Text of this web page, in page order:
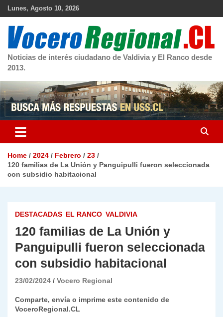
Skip
Lunes, Agosto 10, 2026
Noticias de interés ciudadano de Valdivia y El Ranco desde
2013.
Home 2024 Febrero
23
120 familias de La Unión y Panguipulli fueron seleccionada
con subsidio habitacional
DESTACADAS EL RANCO VALDIVIA
120 familias de La Unión y
Panguipulli fueron seleccionada
con subsidio habitacional
23/02/2024 Vocero Regional
Comparte, envía o imprime este contenido de
VoceroRegional.CL